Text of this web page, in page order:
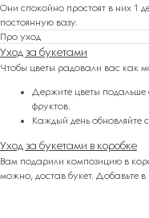
Они спокойно простоят в них 1
постоянную вазу.
Про уход
Уход за букетами
Чтобы цветы радовали вас как
Держите цветы подальше
фруктов.
Каждый день обновляйте
Уход за букетами в коробке
Вам подарили композицию в
можно, достав букет. Добавьте в